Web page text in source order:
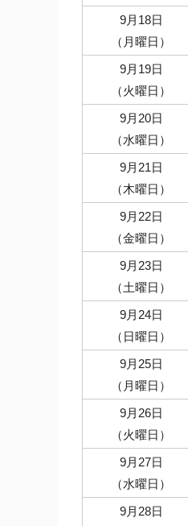
9月18日
（月曜日）
9月19日
（火曜日）
9月20日
（水曜日）
9月21日
（木曜日）
9月22日
（金曜日）
9月23日
（土曜日）
9月24日
（日曜日）
9月25日
（月曜日）
9月26日
（火曜日）
9月27日
（水曜日）
9月28日